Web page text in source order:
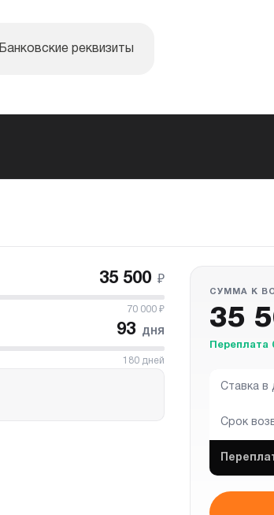
Банковские реквизиты
35 500 ₽
70 000₽
93 дня
180 дней
СУММА К
35
Переплата
Ставка в
Срок